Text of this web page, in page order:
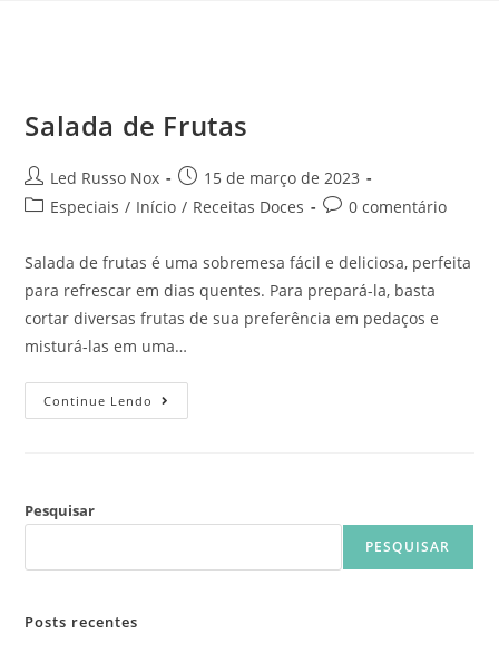
Salada de Frutas
Led Russo Nox
15 de março de 2023
Especiais / Início / Receitas Doces 0 comentário
Salada de frutas é uma sobremesa fácil e deliciosa, perfeita
para refrescar em dias quentes. Para prepará-la, basta
cortar diversas frutas de sua preferência em pedaços e
misturá-las em uma…
Continue Lendo
Pesquisar
PESQUISAR
Posts recentes